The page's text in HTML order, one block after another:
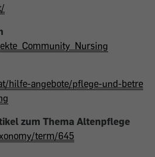
hilfe-angebote/pflege-und-betre
zum Thema Altenpflege
term/645